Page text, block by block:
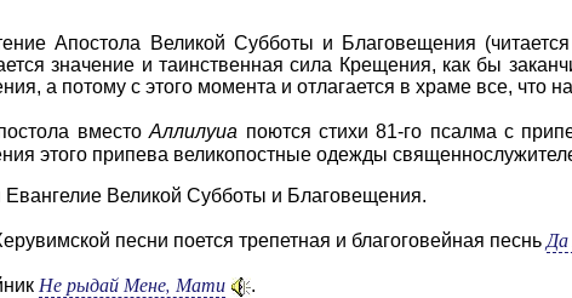
Апостола Великой Субботы и Благовещения
значение и таинственная сила Крещения, как бы
а потому с этого момента и отлагается в храме все, что
вместоАллилуиа поются стихи 81-го псалма с
этого припева великопостные одежды
Евангелие Великой Субботы и Благовещения.
песни поется трепетная и благоговейная песнь Да
Не рыдай Мене, Мати .